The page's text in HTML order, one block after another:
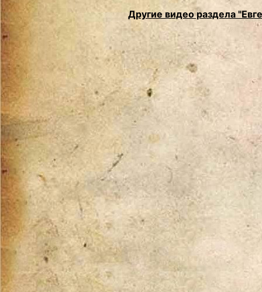
Другие видео раздела